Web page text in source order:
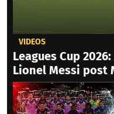
VIDEOS
Leagues Cup
Lionel Messi post